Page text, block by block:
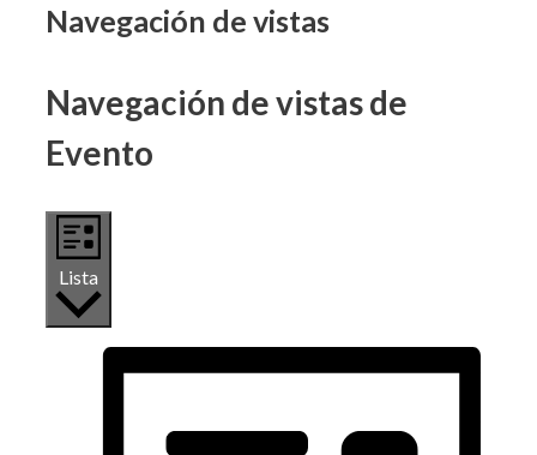
Navegación de vistas
Navegación de vistas de
Evento
Lista